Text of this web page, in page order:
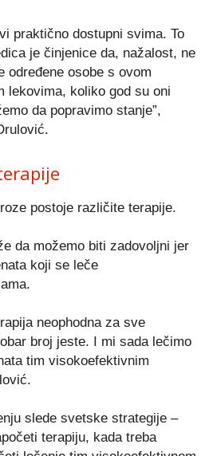
praktično dostupni svima. To
je činjenice da, nažalost, ne
određene osobe s ovom
lekovima, koliko god su oni
da popravimo stanje”,
postoje različite terapije.
da možemo biti zadovoljni jer
koji se leče
neophodna za sve
broj jeste. I mi sada lečimo
tim visokoefektivnim
slede svetske strategije –
terapiju, kada treba